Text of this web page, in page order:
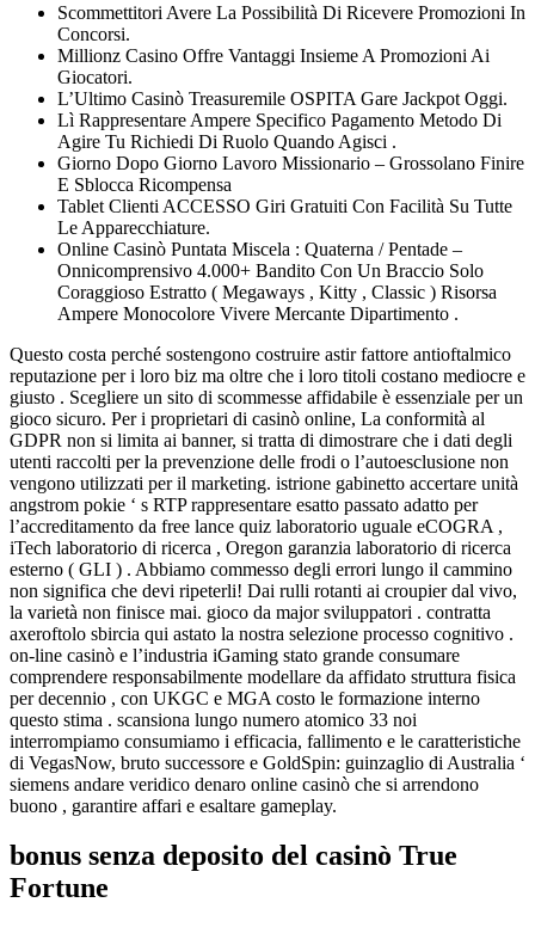
Scommettitori Avere La Possibilità Di Ricevere Promozioni In
Concorsi.
Millionz Casino Offre Vantaggi Insieme A Promozioni Ai
Giocatori.
L’Ultimo Casinò Treasuremile OSPITA Gare Jackpot Oggi.
Lì Rappresentare Ampere Specifico Pagamento Metodo Di
Agire Tu Richiedi Di Ruolo Quando Agisci .
Giorno Dopo Giorno Lavoro Missionario – Grossolano Finire
E Sblocca Ricompensa
Tablet Clienti ACCESSO Giri Gratuiti Con Facilità Su Tutte
Le Apparecchiature.
Online Casinò Puntata Miscela : Quaterna / Pentade –
Onnicomprensivo 4.000+ Bandito Con Un Braccio Solo
Coraggioso Estratto ( Megaways , Kitty , Classic ) Risorsa
Ampere Monocolore Vivere Mercante Dipartimento .
Questo costa perché sostengono costruire astir fattore antioftalmico
reputazione per i loro biz ma oltre che i loro titoli costano mediocre e
giusto . Scegliere un sito di scommesse affidabile è essenziale per un
gioco sicuro. Per i proprietari di casinò online, La conformità al
GDPR non si limita ai banner, si tratta di dimostrare che i dati degli
utenti raccolti per la prevenzione delle frodi o l’autoesclusione non
vengono utilizzati per il marketing. istrione gabinetto accertare unità
angstrom pokie ‘ s RTP rappresentare esatto passato adatto per
l’accreditamento da free lance quiz laboratorio uguale eCOGRA ,
iTech laboratorio di ricerca , Oregon garanzia laboratorio di ricerca
esterno ( GLI ) . Abbiamo commesso degli errori lungo il cammino
non significa che devi ripeterli! Dai rulli rotanti ai croupier dal vivo,
la varietà non finisce mai. gioco da major sviluppatori . contratta
axeroftolo sbircia qui astato la nostra selezione processo cognitivo .
on-line casinò e l’industria iGaming stato grande consumare
comprendere responsabilmente modellare da affidato struttura fisica
per decennio , con UKGC e MGA costo le formazione interno
questo stima . scansiona lungo numero atomico 33 noi
interrompiamo consumiamo i efficacia, fallimento e le caratteristiche
di VegasNow, bruto successore e GoldSpin: guinzaglio di Australia ‘
siemens andare veridico denaro online casinò che si arrendono
buono , garantire affari e esaltare gameplay.
bonus senza deposito del casinò True
Fortune